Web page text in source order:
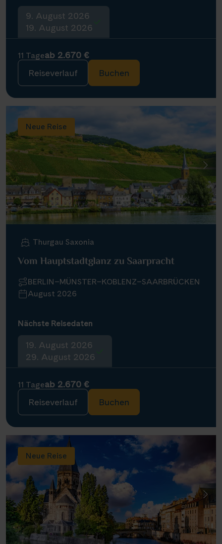
9. August 2026
19. August 2026
11 Tageab 2.670 €
Reiseverlauf
Buchen
Neue Reise
Thurgau Saxonia
Vom Hauptstadtglanz zu Saarpracht
BERLIN–MÜNSTER–KOBLENZ–SAARBRÜCKEN
August 2026
Nächste Reisedaten
19. August 2026
29. August 2026
11 Tageab 2.670 €
Reiseverlauf
Buchen
Neue Reise